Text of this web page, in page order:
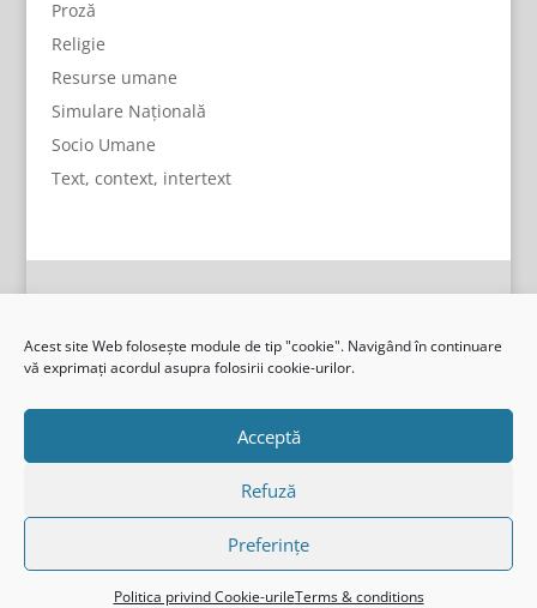
Acest site Web folosește module de tip "cookie". Navigând în continuare
vă exprimați acordul asupra folosirii cookie-urilor.
Acceptă
Refuză
Preferințe
Politica privind Cookie-urileTerms & conditions
Proză
Religie
Resurse umane
Simulare Națională
Socio Umane
Text, context, intertext
I.S.J, Gorj